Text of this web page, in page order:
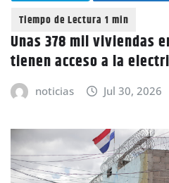
Unas 378 mil viviendas
tienen acceso a la
noticias Jul 30, 2026